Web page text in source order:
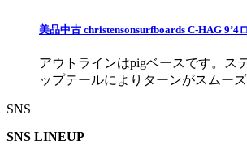
美品中古 christensonsurfboards C-HAG 9’4
アウトラインはpigベースです。ス
ップテールによりターンがスムー
SNS
SNS LINEUP